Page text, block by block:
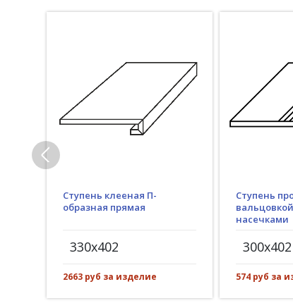
Ступень клееная П-
образная прямая
330x402
2663 руб за изделие
Ступень
вальцовкой
насечками
300x402
574 руб за